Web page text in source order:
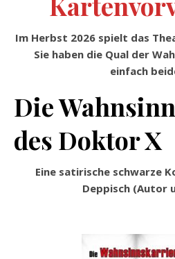
Im Herbst 2026 spielt das Theater gleich zwei Stücke.
Sie haben die Qual der
einfach
Die
des Doktor X
Eine satirische schwarze
Deppisch (Autor